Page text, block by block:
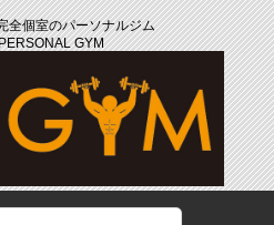
全個室のパーソナルジム
GYM